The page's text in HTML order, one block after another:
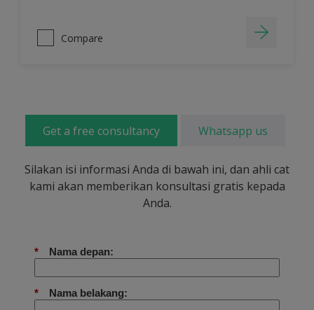
Compare
Get a free consultancy Whatsapp us
Silakan isi informasi Anda di bawah ini, dan ahli cat
kami akan memberikan konsultasi gratis kepada
Anda.